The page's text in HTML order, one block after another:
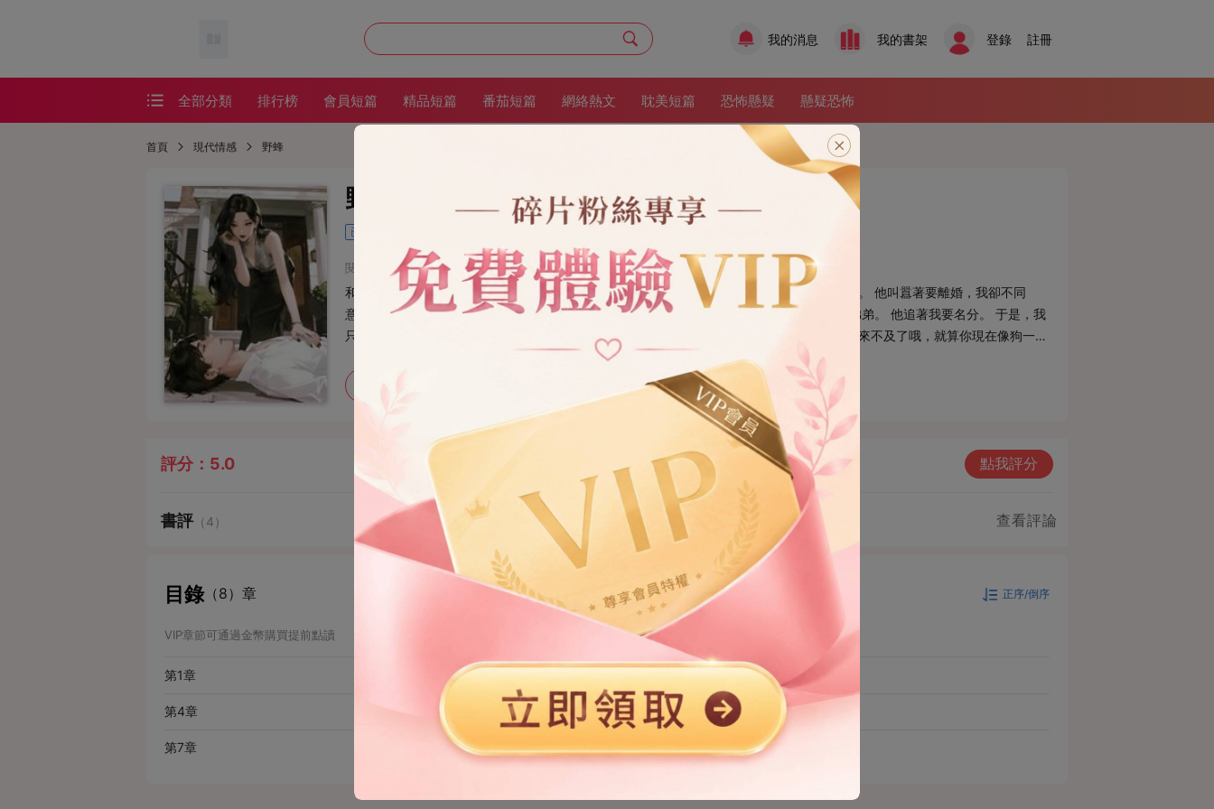
我的消息 我的書架 登錄 註冊
全部分類
會員短篇
番茄短篇
網絡熱文
耽美短篇
恐怖懸疑
懸疑恐怖
排行榜 會員短篇 精品短篇 番茄短篇 網絡熱文 耽美短篇 恐怖懸疑 懸疑恐怖
首頁 現代情感 野蜂
野蜂 更新時間：2025/10/21 15:51:37
已完結
閱讀：37703
收藏：51
和竹馬鬧得最兇那天。 他為了心愛的小姑娘給了我一巴掌。 而我也暴起打斷了他的三根肋骨。 他叫囂著要離婚，我卻不同
意。 我以為我們會一直這樣耗到死。 可打臉來得太快。 三個月後，我熱戀了一個單純奶狗弟弟。 他追著我要名分。 于是，我
只能從黑名單裡拉出那個熟悉的號碼。 再撥通時，對面傳來那小姑娘俏皮的聲音： 「蘇意，來不及了哦，就算你現在像狗一樣
來求饒，阿栩也不會多看你一眼。」 面對挑釁，我只是平靜開口：「告訴周栩，我要離婚。」 下一刻，對面的手機似被人搶過
去，響起一陣窸窣雜音，而後才是周栩那努力克制著顫抖的聲音。 他說：「蘇意，你敢。」
加入書架
評分： 5.0 點我評分
書評 （4） 查看評論
目錄（8）章 正序/倒序
VIP章節可通過金幣購買提前點讀
第1章 第2章 第3章
第4章 第6章
第7章 第8章